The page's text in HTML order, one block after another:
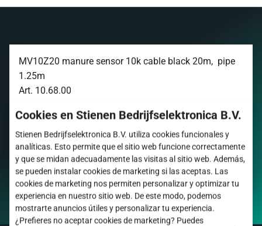
MV10Z20 manure sensor 10k cable black 20m, pipe
1.25m
​Art. 10.68.00
Opciones del producto
10.68.00
Cookies en Stienen Bedrijfselektronica B.V.
Stienen Bedrijfselektronica B.V. utiliza cookies funcionales y
analíticas. Esto permite que el sitio web funcione correctamente
y que se midan adecuadamente las visitas al sitio web. Además,
se pueden instalar cookies de marketing si las aceptas. Las
cookies de marketing nos permiten personalizar y optimizar tu
experiencia en nuestro sitio web. De este modo, podemos
mostrarte anuncios útiles y personalizar tu experiencia.
¿Prefieres no aceptar cookies de marketing? Puedes